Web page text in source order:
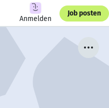
Anmelden
Job posten